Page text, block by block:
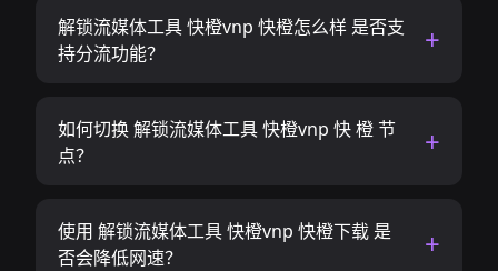
解锁流媒体工具 快橙vnp 快橙怎么样 是否支
持分流功能？
如何切换 解锁流媒体工具 快橙vnp 快 橙 节
点？
使用 解锁流媒体工具 快橙vnp 快橙下载 是
否会降低网速？